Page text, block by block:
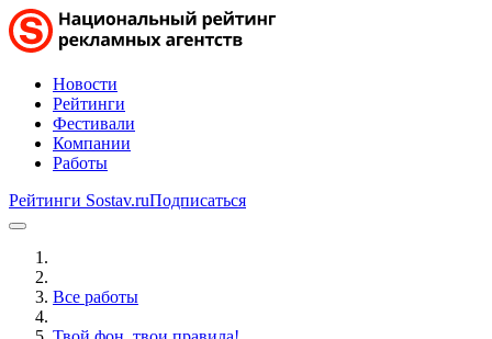
Новости
Рейтинги
Фестивали
Компании
Работы
Рейтинги Sostav.ruПодписаться
Все работы